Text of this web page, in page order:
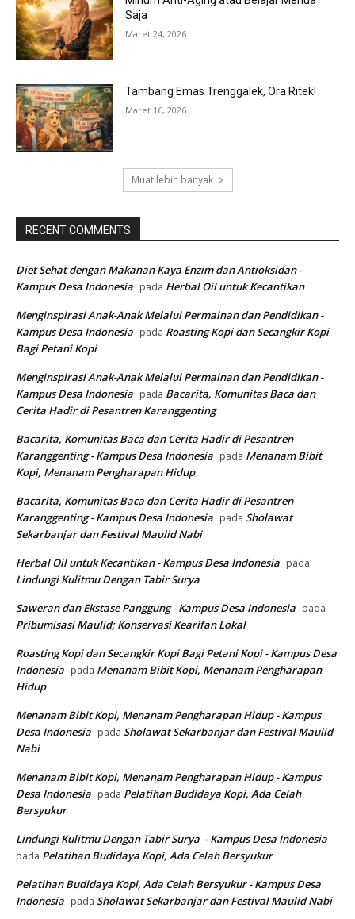
Saja
Maret 24, 2026
Tambang Emas Trenggalek, Ora Ritek!
Maret 16, 2026
Muat lebih banyak
RECENT COMMENTS
Diet Sehat dengan Makanan Kaya Enzim dan Antioksidan -
Kampus Desa Indonesia pada Herbal Oil untuk Kecantikan
Menginspirasi Anak-Anak Melalui Permainan dan Pendidikan -
Kampus Desa Indonesia pada Roasting Kopi dan Secangkir Kopi
Bagi Petani Kopi
Menginspirasi Anak-Anak Melalui Permainan dan Pendidikan -
Kampus Desa Indonesia pada Bacarita, Komunitas Baca dan
Cerita Hadir di Pesantren Karanggenting
Bacarita, Komunitas Baca dan Cerita Hadir di Pesantren
Karanggenting - Kampus Desa Indonesia pada Menanam Bibit
Kopi, Menanam Pengharapan Hidup
Bacarita, Komunitas Baca dan Cerita Hadir di Pesantren
Karanggenting - Kampus Desa Indonesia pada Sholawat
Sekarbanjar dan Festival Maulid Nabi
Herbal Oil untuk Kecantikan - Kampus Desa Indonesia pada
Lindungi Kulitmu Dengan Tabir Surya
Saweran dan Ekstase Panggung - Kampus Desa Indonesia pada
Pribumisasi Maulid; Konservasi Kearifan Lokal
Roasting Kopi dan Secangkir Kopi Bagi Petani Kopi - Kampus Desa
Indonesia pada Menanam Bibit Kopi, Menanam Pengharapan
Hidup
Menanam Bibit Kopi, Menanam Pengharapan Hidup - Kampus
Desa Indonesia pada Sholawat Sekarbanjar dan Festival Maulid
Nabi
Menanam Bibit Kopi, Menanam Pengharapan Hidup - Kampus
Desa Indonesia pada Pelatihan Budidaya Kopi, Ada Celah
Bersyukur
Lindungi Kulitmu Dengan Tabir Surya - Kampus Desa Indonesia
pada Pelatihan Budidaya Kopi, Ada Celah Bersyukur
Pelatihan Budidaya Kopi, Ada Celah Bersyukur - Kampus Desa
Indonesia pada Sholawat Sekarbanjar dan Festival Maulid Nabi